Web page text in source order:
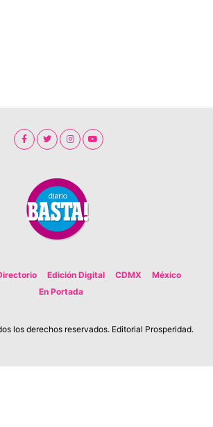
Edición Digital CDMX
México
En Portada
los derechos reservados. Editorial Prosperidad.